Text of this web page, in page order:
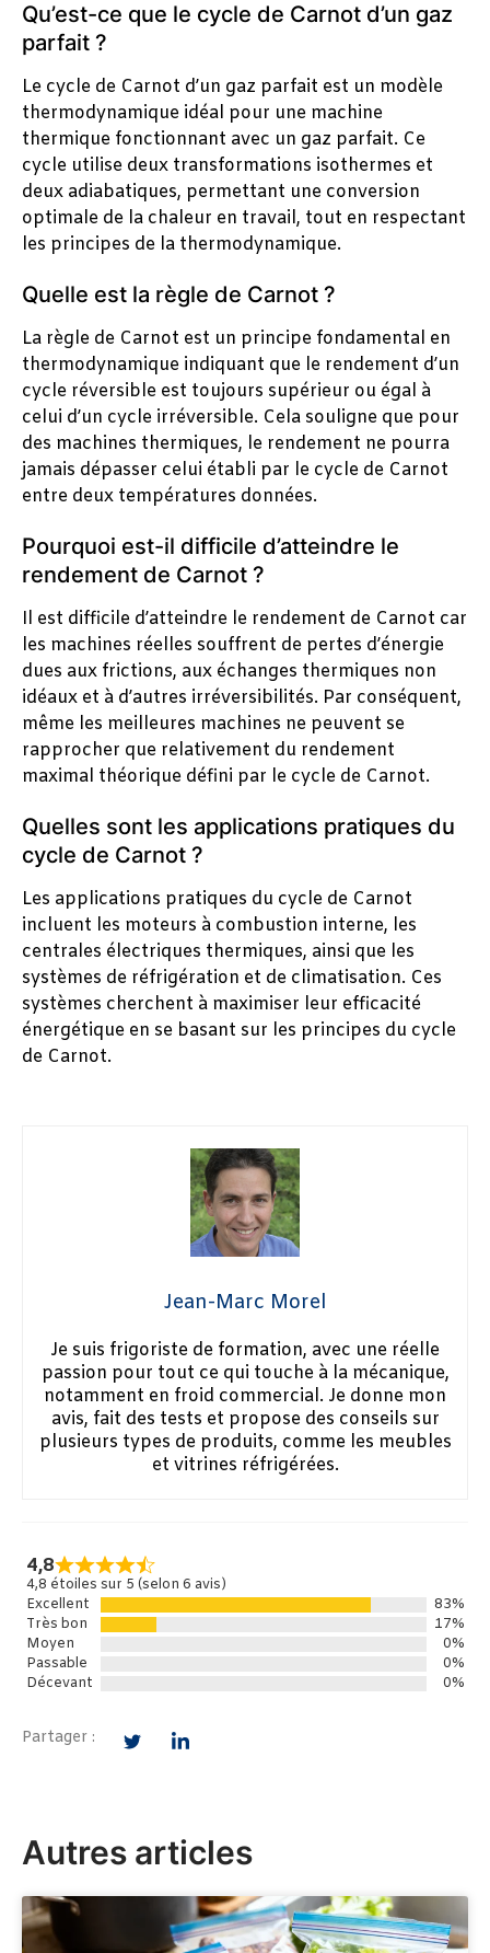
Qu’est-ce que le cycle de Carnot d’un gaz
parfait ?
Le cycle de Carnot d’un gaz parfait est un modèle
thermodynamique idéal pour une machine
thermique fonctionnant avec un gaz parfait. Ce
cycle utilise deux transformations isothermes et
deux adiabatiques, permettant une conversion
optimale de la chaleur en travail, tout en respectant
les principes de la thermodynamique.
Quelle est la règle de Carnot ?
La règle de Carnot est un principe fondamental en
thermodynamique indiquant que le rendement d’un
cycle réversible est toujours supérieur ou égal à
celui d’un cycle irréversible. Cela souligne que pour
des machines thermiques, le rendement ne pourra
jamais dépasser celui établi par le cycle de Carnot
entre deux températures données.
Pourquoi est-il difficile d’atteindre le
rendement de Carnot ?
Il est difficile d’atteindre le rendement de Carnot car
les machines réelles souffrent de pertes d’énergie
dues aux frictions, aux échanges thermiques non
idéaux et à d’autres irréversibilités. Par conséquent,
même les meilleures machines ne peuvent se
rapprocher que relativement du rendement
maximal théorique défini par le cycle de Carnot.
Quelles sont les applications pratiques du
cycle de Carnot ?
Les applications pratiques du cycle de Carnot
incluent les moteurs à combustion interne, les
centrales électriques thermiques, ainsi que les
systèmes de réfrigération et de climatisation. Ces
systèmes cherchent à maximiser leur efficacité
énergétique en se basant sur les principes du cycle
de Carnot.
Jean-Marc Morel
Je suis frigoriste de formation, avec une réelle
passion pour tout ce qui touche à la mécanique,
notamment en froid commercial. Je donne mon
avis, fait des tests et propose des conseils sur
plusieurs types de produits, comme les meubles
et vitrines réfrigérées.
4,8
4,8 étoiles sur 5 (selon 6 avis)
Excellent
83%
Très bon
17%
Moyen
0%
Passable
0%
Décevant
0%
Partager :
Autres articles